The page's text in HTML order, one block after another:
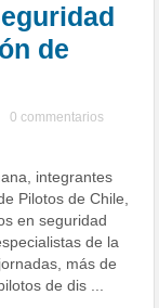
de
0 commentarios
integrantes
Pilotos de Chile,
en seguridad
de la
más de
de dis ...